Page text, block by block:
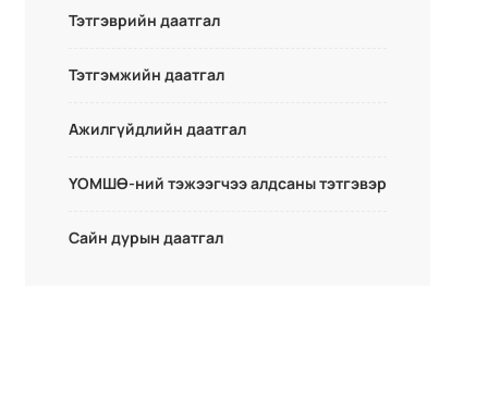
Тэтгэврийн даатгал
Тэтгэмжийн даатгал
Ажилгүйдлийн даатгал
ҮОМШӨ-ний тэжээгчээ алдсаны тэтгэвэр
Сайн дурын даатгал